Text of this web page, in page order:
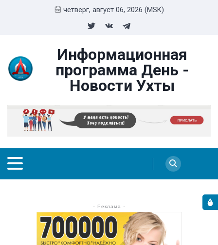
четверг, август 06, 2026 (MSK)
Информационная
программа День -
Новости Ухты
- Реклама -